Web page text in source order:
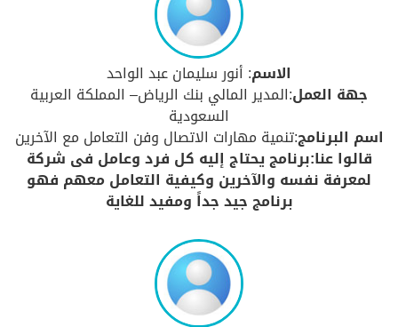
الاسم: أنور سليمان عبد الواحد
جهة العمل:المدير المالي بنك الرياض– المملكة العربية
السعودية
اسم البرنامج:تنمية مهارات الاتصال وفن التعامل مع الآخرين
قالوا عنا:برنامج يحتاج إليه كل فرد وعامل فى شركة
لمعرفة نفسه والآخرين وكيفية التعامل معهم فهو
برنامج جيد جداً ومفيد للغاية